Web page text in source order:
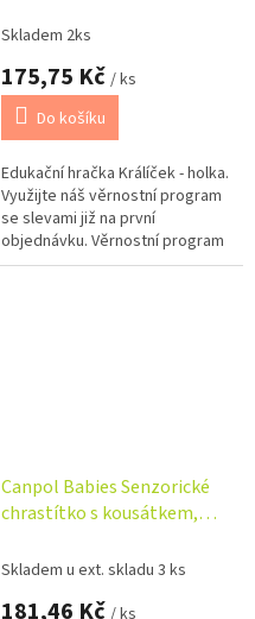
Skladem 2ks
175,75 Kč / ks
Do košíku
Edukační hračka Králíček - holka.
Využijte náš věrnostní program
se slevami již na první
objednávku. Věrnostní program
Canpol Babies Senzorické
chrastítko s kousátkem,
Skladem u ext. skladu 3 ks
181,46 Kč / ks